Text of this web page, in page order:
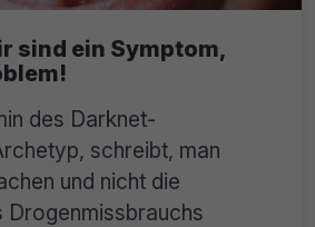
sind ein Symptom,
des Darknet-
schreibt, man
und nicht die
Drogenmissbrauchs